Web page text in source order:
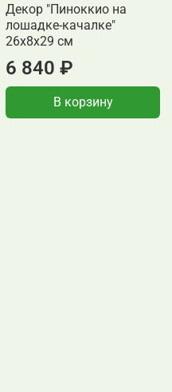
Декор "Пиноккио на
лошадке-качалке"
26x8x29 см
6 840 ₽
В корзину